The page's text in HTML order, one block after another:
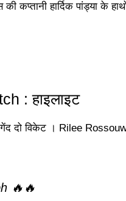
कप्तानी हार्दिक पांड्या के
: हाइलाइट
दो विकेट । Rilee Rossouw
🔥🔥